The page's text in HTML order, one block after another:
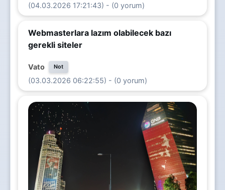
(04.03.2026 17:21:43) - (0 yorum)
Webmasterlara lazım olabilecek bazı
gerekli siteler
Vato Not
(03.03.2026 06:22:55) - (0 yorum)